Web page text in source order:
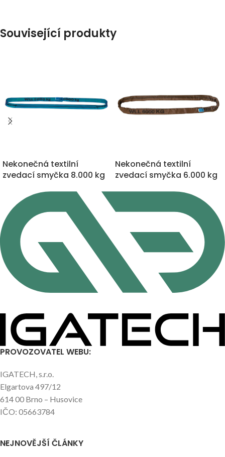
Související produkty
Nekonečná textilní
zvedací smyčka 8.000 kg
Nekonečná textilní
zvedací smyčka 6.000 kg
PROVOZOVATEL WEBU:
IGATECH, s.r.o.
Elgartova 497/12
614 00 Brno – Husovice
IČO: 05663784
NEJNOVĚJŠÍ ČLÁNKY